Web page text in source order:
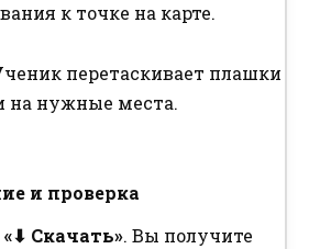
к точке на карте.
перетаскивает плашки
на нужные места.
и проверка
«⬇ Скачать». Вы получите